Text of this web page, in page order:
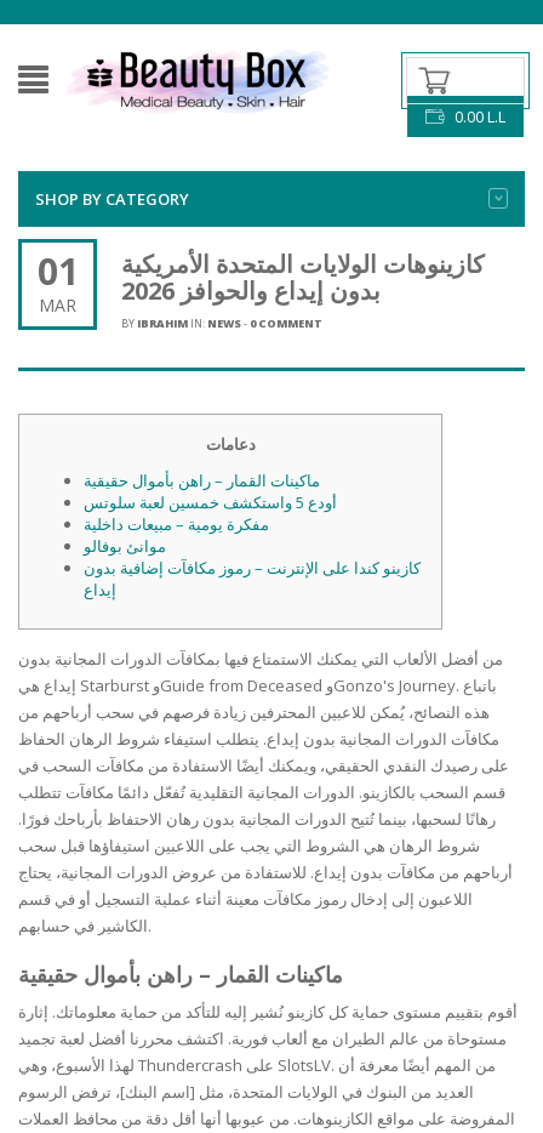
0.00L.L
SHOP BY CATEGORY
01
MAR
كازينوهات الولايات المتحدة الأمريكية
بدون إيداع والحوافز 2026
BY IBRAHIM IN: NEWS- 0 COMMENT
دعامات
ماكينات القمار – راهن بأموال حقيقية
أودع 5 واستكشف خمسين لعبة سلوتس
مفكرة يومية – مبيعات داخلية
موانئ بوفالو
كازينو كندا على الإنترنت – رموز مكافآت إضافية بدون
إيداع
من أفضل الألعاب التي يمكنك الاستمتاع فيها بمكافآت الدورات المجانية بدون
إيداع هي Starburst وGuide from Deceased وGonzo's Journey. باتباع
هذه النصائح، يُمكن للاعبين المحترفين زيادة فرصهم في سحب أرباحهم من
مكافآت الدورات المجانية بدون إيداع. يتطلب استيفاء شروط الرهان الحفاظ
على رصيدك النقدي الحقيقي، ويمكنك أيضًا الاستفادة من مكافآت السحب في
قسم السحب بالكازينو. الدورات المجانية التقليدية تُفعّل دائمًا مكافآت تتطلب
رهانًا لسحبها، بينما تُتيح الدورات المجانية بدون رهان الاحتفاظ بأرباحك فورًا.
شروط الرهان هي الشروط التي يجب على اللاعبين استيفاؤها قبل سحب
أرباحهم من مكافآت بدون إيداع. للاستفادة من عروض الدورات المجانية، يحتاج
اللاعبون إلى إدخال رموز مكافآت معينة أثناء عملية التسجيل أو في قسم
الكاشير في حسابهم.
ماكينات القمار – راهن بأموال حقيقية
أقوم بتقييم مستوى حماية كل كازينو نُشير إليه للتأكد من حماية معلوماتك. إثارة
مستوحاة من عالم الطيران مع ألعاب فورية. اكتشف محررنا أفضل لعبة تجميد
لهذا الأسبوع، وهي Thundercrash على SlotsLV. من المهم أيضًا معرفة أن
العديد من البنوك في الولايات المتحدة، مثل [اسم البنك]، ترفض الرسوم
المفروضة على مواقع الكازينوهات. من عيوبها أنها أقل دقة من محافظ العملات